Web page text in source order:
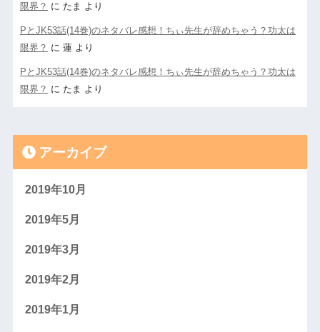
限界？ に たま より
PとJK53話(14巻)のネタバレ感想！ちぃ先生が辞めちゃう？功太は
限界？ に 蓮より
PとJK53話(14巻)のネタバレ感想！ちぃ先生が辞めちゃう？功太は
限界？ に たま より
アーカイブ
2019年10月
2019年5月
2019年3月
2019年2月
2019年1月